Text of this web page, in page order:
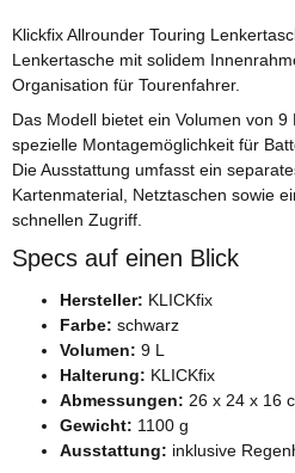
Klickfix Allrounder Touring
Lenkertasche mit solidem
Organisation für Tourenfahrer.
Das Modell bietet ein Volumen von
spezielle Montagemöglichkeit für
Die Ausstattung umfasst ein
Kartenmaterial, Netztaschen sowie
schnellen Zugriff.
Specs auf einen Blick
Hersteller: KLICKfix
Farbe: schwarz
Volumen: 9 L
Halterung: KLICKfix
Abmessungen: 26 x 24 x 16
Gewicht: 1100 g
Ausstattung: inklusive